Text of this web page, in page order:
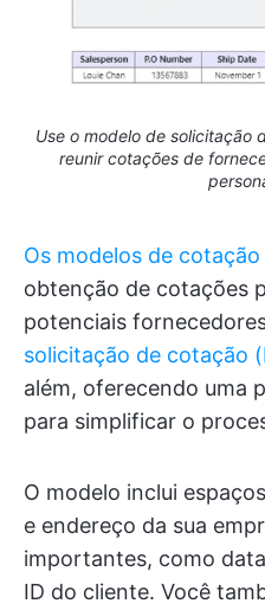
Use o modelo de solicitação
reunir cotações de
Os modelos de
obtenção de cotações
potenciais
solicitação de cotação
além, oferecendo uma
para simplificar o
O modelo inclui
e endereço da sua
importantes, como
ID do cliente. Você